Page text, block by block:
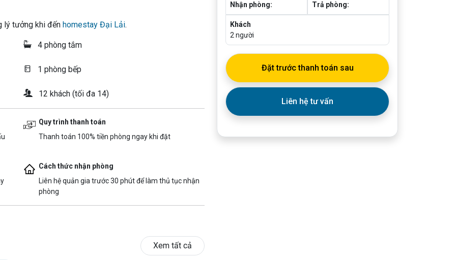
lý tưởng khi đến homestay Đại Lải.
4 phòng tắm
1 phòng bếp
12 khách (tối đa 14)
Quy trình thanh toán
Thanh toán 100% tiền phòng ngay khi đặt
Cách thức nhận phòng
Liên hệ quản gia trước 30 phút để làm thủ tục nhận
phòng
Xem tất cả
Nhận phòng: Trả phòng:
Khách
2người
Đặt trước thanh toán sau
Liên hệ tư vấn